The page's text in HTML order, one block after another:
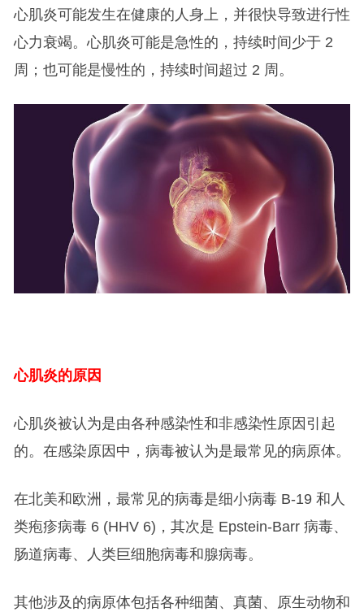
心肌炎可能发生在健康的人身上，并很快导致进行性
心力衰竭。心肌炎可能是急性的，持续时间少于 2
周；也可能是慢性的，持续时间超过 2 周。
心肌炎的原因
心肌炎被认为是由各种感染性和非感染性原因引起
的。在感染原因中，病毒被认为是最常见的病原体。
在北美和欧洲，最常见的病毒是细小病毒 B-19 和人
类疱疹病毒 6 (HHV 6)，其次是 Epstein-Barr 病毒、
肠道病毒、人类巨细胞病毒和腺病毒。
其他涉及的病原体包括各种细菌、真菌、原生动物和